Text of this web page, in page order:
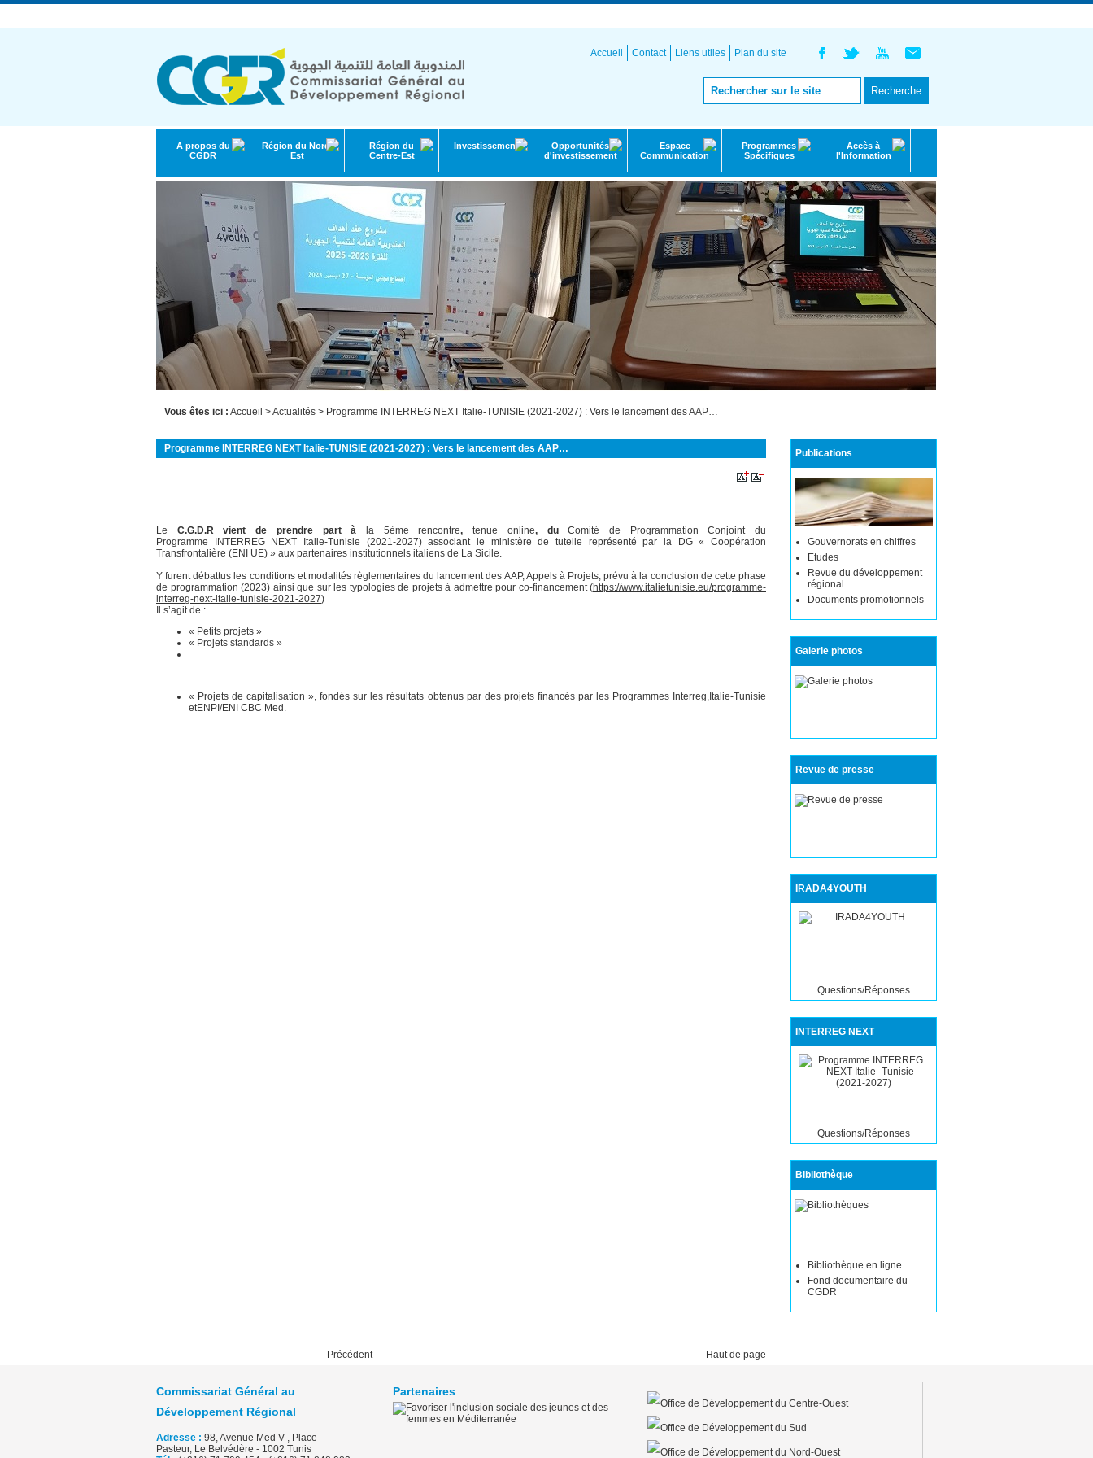
Plan du site
Liens utiles
Contact
Accueil
A propos du
CGDR
Région du Nord-
Est
Région du
Centre-Est
Investissement
Opportunités
d'investissement
Espace
Communication
Programmes
Spécifiques
Accès à
l'Information
Vous êtes ici : Accueil > Actualités > Programme INTERREG NEXT Italie-TUNISIE (2021-2027) : Vers le lancement des AAP…
Publications
Gouvernorats en chiffres
Etudes
Revue du développement
régional
Documents promotionnels
Galerie photos
Revue de presse
IRADA4YOUTH
Questions/Réponses
INTERREG NEXT
Questions/Réponses
Bibliothèque
Bibliothèque en ligne
Fond documentaire du
CGDR
Programme INTERREG NEXT Italie-TUNISIE (2021-2027) : Vers le lancement des AAP…
Le C.G.D.R vient de prendre part à la 5ème rencontre,tenue online, duComité de Programmation Conjoint du
Programme INTERREG NEXT Italie-Tunisie (2021-2027) associant le ministère de tutelle représenté par la DG « Coopération
Transfrontalière (ENI UE) » aux partenaires institutionnels italiens de La Sicile.
Y furent débattus les conditions et modalités règlementaires du lancement des AAP, Appels à Projets, prévu à la conclusion de cette phase
de programmation (2023) ainsi que sur les typologies de projets à admettre pour co-financement (https://www.italietunisie.eu/programme-
interreg-next-italie-tunisie-2021-2027)
Il s’agit de :
« Petits projets »
« Projets standards »
« Projets de capitalisation », fondés sur les résultats obtenus par des projets financés par les Programmes Interreg,Italie-Tunisie
etENPI/ENI CBC Med.
Précédent Haut de page
Commissariat Général au
Développement Régional
Adresse : 98, Avenue Med V , Place
Pasteur, Le Belvédère - 1002 Tunis
Partenaires